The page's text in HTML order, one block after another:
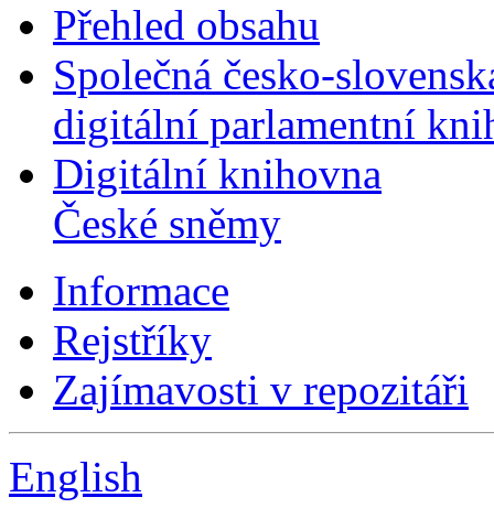
Přehled obsahu
Společná česko-
digitální parlamentní
Digitální knihovna
České sněmy
Informace
Rejstříky
Zajímavosti v repozitáři
English